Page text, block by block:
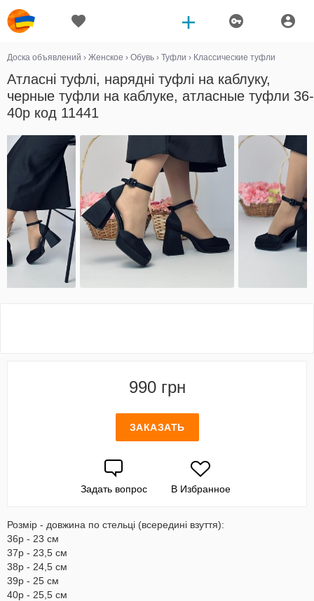
Доска объявлений › Женское › Обувь › Туфли › Классические туфли
Атласні туфлі, нарядні туфлі на каблуку,
черные туфли на каблуке, атласные туфли 36-
40р код 11441
990 грн
ЗАКАЗАТЬ
Задать вопрос В Избранное
Розмір - довжина по стельці (всередині взуття):
36р - 23 см
37р - 23,5 см
38р - 24,5 см
39р - 25 см
40р - 25,5 см